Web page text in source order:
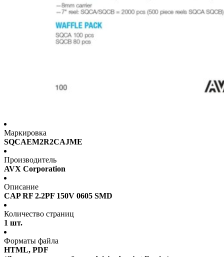
Маркировка
SQCAEM2R2CAJME
Производитель
AVX Corporation
Описание
CAP RF 2.2PF 150V 0605 SMD
Количество страниц
1 шт.
Форматы файла
HTML, PDF